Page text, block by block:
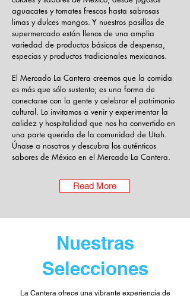
aguacates y tomates frescos hasta sabrosas
limas y dulces mangos. Y nuestros pasillos de
supermercado están llenos de una amplia
variedad de productos básicos de despensa,
especias y productos tradicionales mexicanos.
El Mercado La Cantera creemos que la comida
es más que sólo sustento; es una forma de
conectarse con la gente y celebrar el patrimonio
cultural. Lo invitamos a venir y experimentar la
calidez y hospitalidad que nos ha convertido en
una parte querida de la comunidad de Utah.
Únase a nosotros y descubra los auténticos
sabores de México en el Mercado La Cantera.
Read More
Nuestras
Selecciones
La Cantera ofrece una vibrante experiencia de